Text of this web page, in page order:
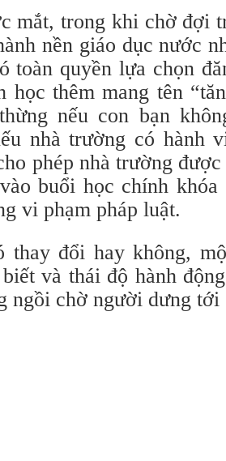
mắt, trong khi chờ đợi
nền giáo dục nước
toàn quyền lựa chọn
học thêm mang tên
nếu con bạn
nhà trường có hành
phép nhà trường
buổi học chính
vi phạm pháp luật.
thay đổi hay không,
và thái độ hành
ngồi chờ người dưng tới